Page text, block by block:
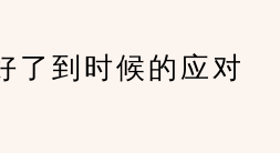
到时候的应对